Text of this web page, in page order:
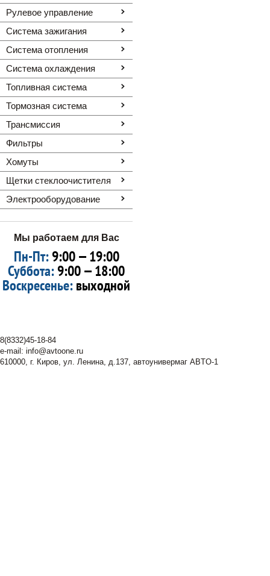
Рулевое управление
Система зажигания
Система отопления
Система охлаждения
Топливная система
Тормозная система
Трансмиссия
Фильтры
Хомуты
Щетки стеклоочистителя
Электрооборудование
Мы работаем для Вас
Пн-Пт:9:00 — 19:00
Суббота:9:00 — 18:00
Воскресенье:выходной
8(8332)45-18-84
e-mail: info@avtoone.ru
610000, г. Киров, ул. Ленина, д.137, автоунивермаг ABTO-1